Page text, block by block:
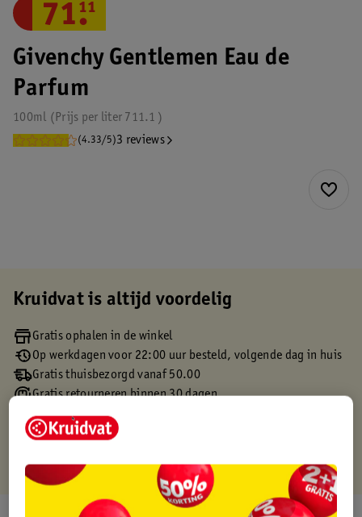
Givenchy Gentlemen Eau de
Parfum
100ml 711.1
Prijs per liter
(4.33/5)3 reviews
71.
11
Kruidvat is altijd voordelig
Gratis ophalen in de winkel
Op werkdagen voor 22:00 uur besteld, volgende dag in huis
Gratis thuisbezorgd vanaf 50.00
Gratis retourneren binnen 30 dagen
Gratis punten met je Kruidvat kaart